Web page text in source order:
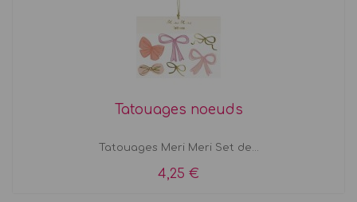
Tatouages noeuds
Tatouages Meri Meri Set de...
4,25 €